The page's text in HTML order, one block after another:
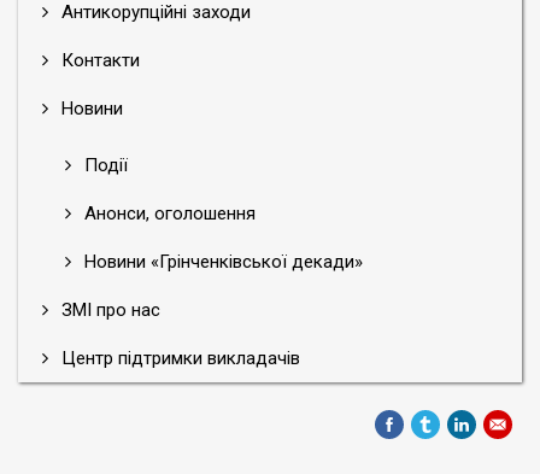
Антикорупційні заходи
Контакти
Новини
Події
Анонси, оголошення
Новини «Грінченківської декади»
ЗМІ про нас
Центр підтримки викладачів